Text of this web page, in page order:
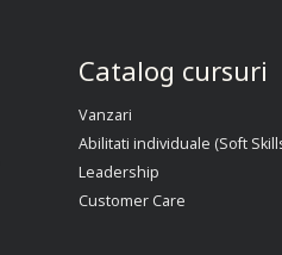
Catalog cursuri
Vanzari
Abilitati individuale (Soft
Leadership
Customer Care